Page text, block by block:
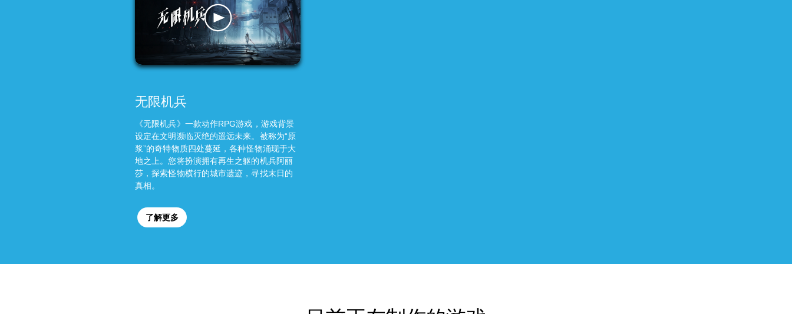
无限机兵
《无限机兵》一款动作RPG游戏，游戏背景
设定在文明濒临灭绝的遥远未来。被称为“原
浆”的奇特物质四处蔓延，各种怪物涌现于大
地之上。您将扮演拥有再生之躯的机兵阿丽
莎，探索怪物横行的城市遗迹，寻找末日的
真相。
了解更多